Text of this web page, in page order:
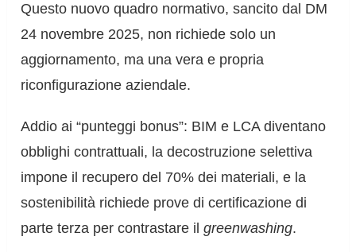
Questo nuovo quadro normativo, sancito dal DM
24 novembre 2025, non richiede solo un
aggiornamento, ma una vera e propria
riconfigurazione aziendale.
Addio ai “punteggi bonus”: BIM e LCA diventano
obblighi contrattuali, la decostruzione selettiva
impone il recupero del 70% dei materiali, e la
sostenibilità richiede prove di certificazione di
parte terza per contrastare ilgreenwashing.